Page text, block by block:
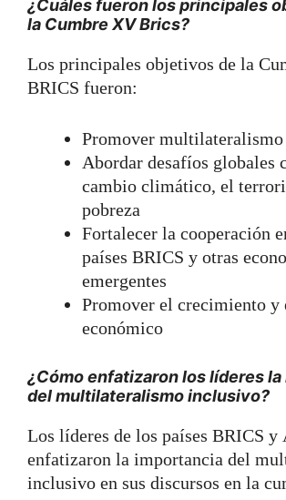
¿Cuáles fueron los principales
la Cumbre XV Brics?
Los principales objetivos de la
BRICS fueron:
Promover
Abordar desafíos globales
cambio climático, el
pobreza
Fortalecer la cooperación
países BRICS y otras
emergentes
Promover el crecimiento y
económico
¿Cómo enfatizaron los líderes
del multilateralismo inclusivo?
Los líderes de los países BRICS y
enfatizaron la importancia del
inclusivo en sus discursos en la